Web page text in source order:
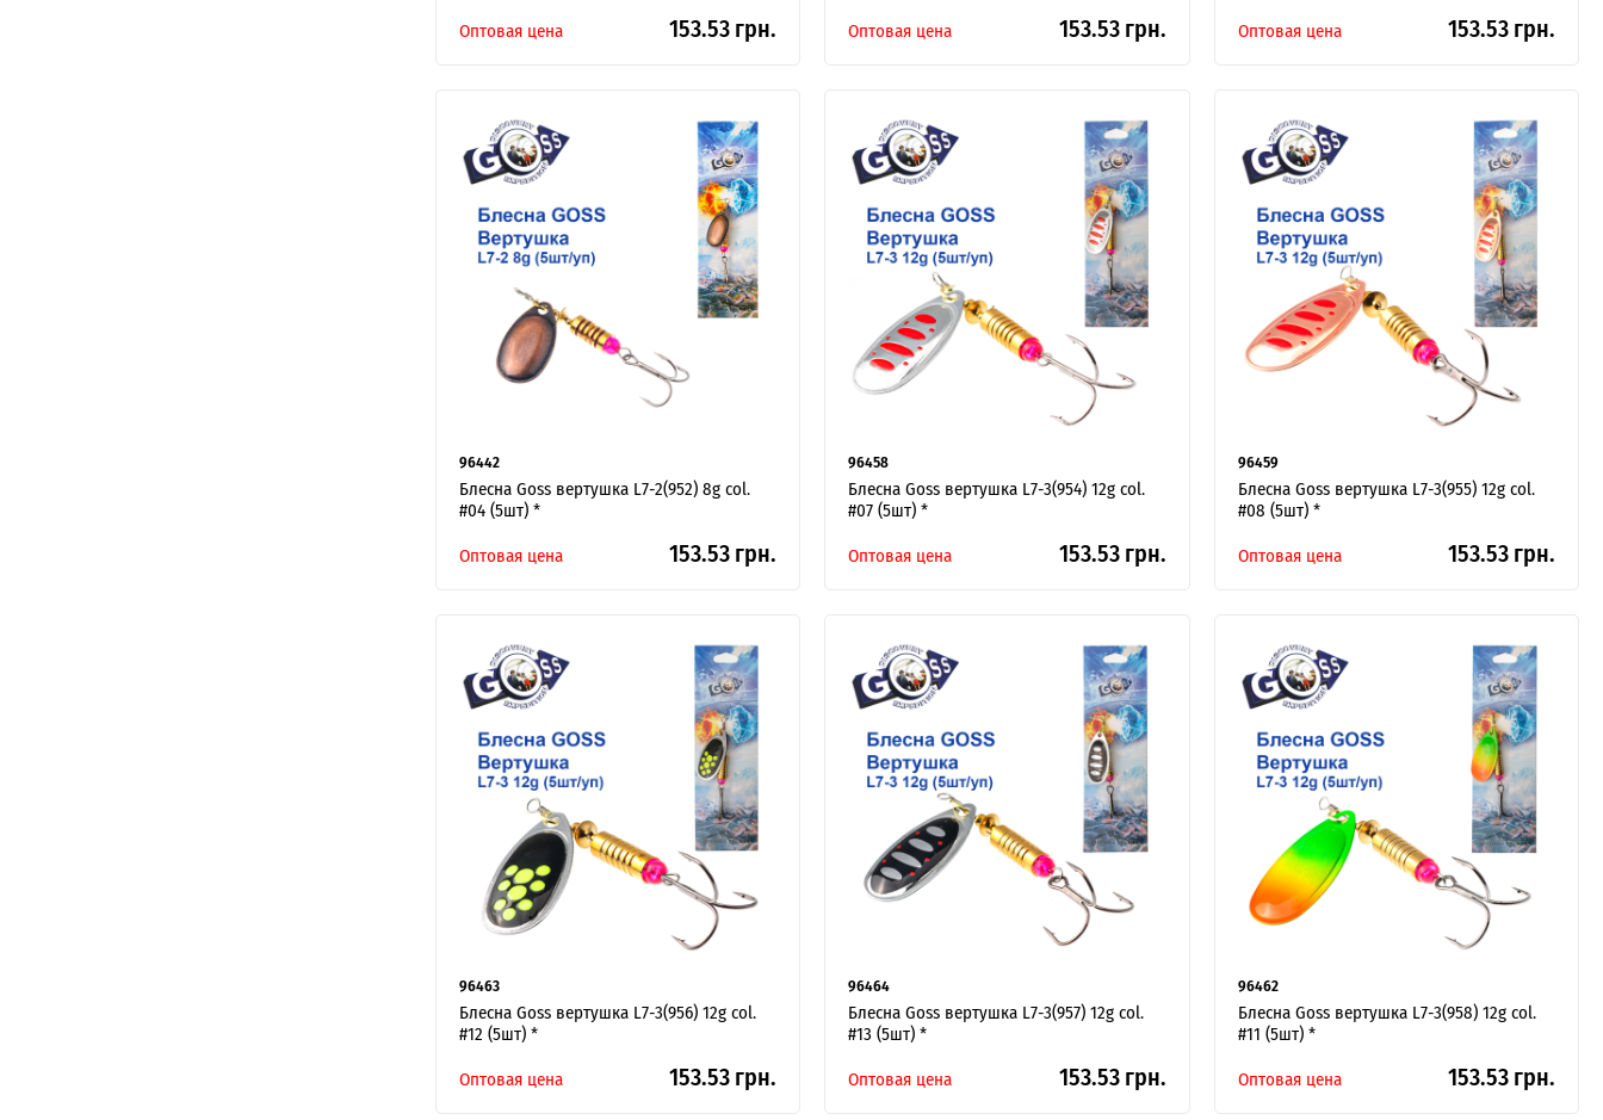
Оптовая цена
153.53 грн.
Оптовая цена
153.53 грн.
Оптовая цена
153.53 грн.
96442
Блесна Goss вертушка L7-2(952) 8g col.
#04 (5шт) *
Оптовая цена
153.53 грн.
96458
Блесна Goss вертушка L7-3(954) 12g col.
#07 (5шт) *
Оптовая цена
153.53 грн.
96459
Блесна Goss вертушка L7-3(955) 12g col.
#08 (5шт) *
Оптовая цена
153.53 грн.
96463
Блесна Goss вертушка L7-3(956) 12g col.
#12 (5шт) *
Оптовая цена
153.53 грн.
96464
Блесна Goss вертушка L7-3(957) 12g col.
#13 (5шт) *
Оптовая цена
153.53 грн.
96462
Блесна Goss вертушка L7-3(958) 12g col.
#11 (5шт) *
Оптовая цена
153.53 грн.
Я ОПТОВЫЙ ПОКУПАТЕЛЬ